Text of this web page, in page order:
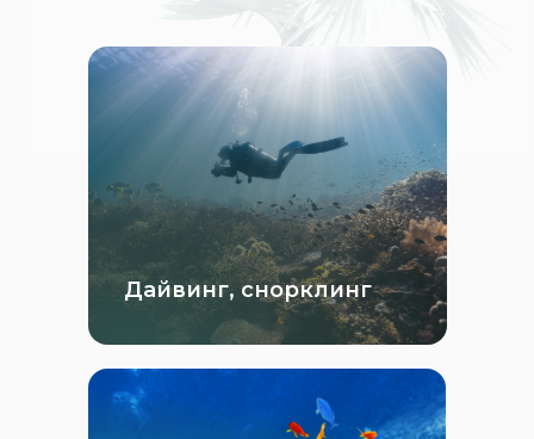
Дайвинг, снорклинг